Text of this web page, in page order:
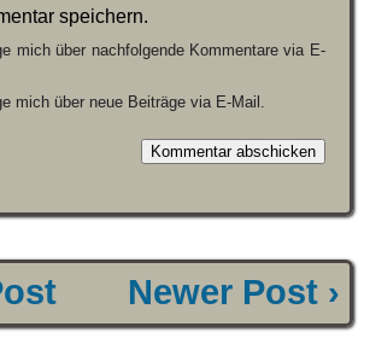
speichern.
mich über nachfolgende Kommentare via E-
mich über neue Beiträge via E-Mail.
Newer Post ›